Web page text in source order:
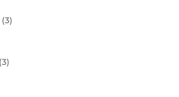
3products
3products